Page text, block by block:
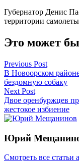
Губернатор Денис
территории
Это может
Навигация
по
записям
Previous Post
В Новоорском
бездомную собаку
Next Post
Двое оренбуржцев
жестокое избиение
Юрий
Смотреть все